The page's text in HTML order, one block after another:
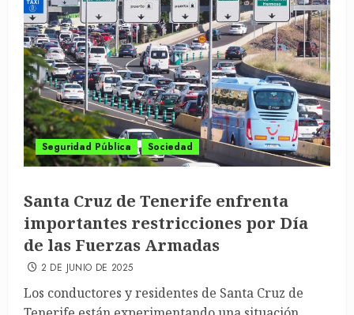
Seguridad Pública Sociedad
Santa Cruz de Tenerife enfrenta
importantes restricciones por Día
de las Fuerzas Armadas
2 DE JUNIO DE 2025
Los conductores y residentes de Santa Cruz de